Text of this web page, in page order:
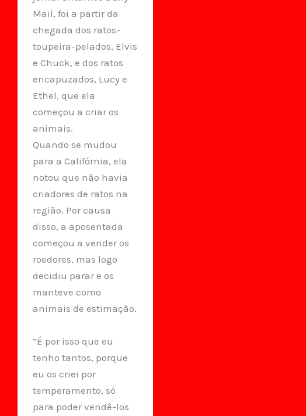
Mail, foi a partir da
chegada dos ratos-
toupeira-pelados, Elvis
e Chuck, e dos ratos
encapuzados, Lucy e
Ethel, que ela
começou a criar os
animais.
Quando se mudou
para a Califórnia, ela
notou que não havia
criadores de ratos na
região. Por causa
disso, a aposentada
começou a vender os
roedores, mas logo
decidiu parar e os
manteve como
animais de estimação.
“É por isso que eu
tenho tantos, porque
eu os criei por
temperamento, só
para poder vendê-los